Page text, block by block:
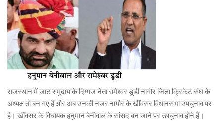
राजस्थान में जाट समुदाय के दिग्गज नेता रामेश्वर डूडी नागौर जिला क्रिकेट संघ के
अध्यक्ष तो बन गए हैं और अब उनकी नजर नागौर के खींवसर विधानसभा उपचुनाव पर
है। खींवसर के विधायक हनुमान बेनीवाल के सांसद बन जाने पर उपचुनाव होने हैं।